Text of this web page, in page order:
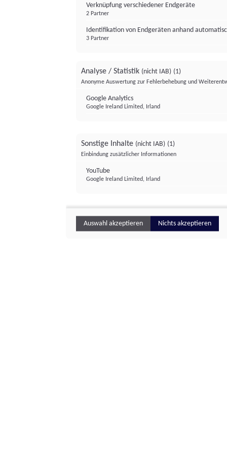
Verknüpfung verschiedener Endgeräte
2 Partner
Identifikation von Endgeräten anhand
3 Partner
Analyse / Statistik (nicht IAB) (1)
Anonyme Auswertung zur Fehlerbehebung und
Google Analytics
Google Ireland Limited, Irland
Sonstige Inhalte (nicht IAB) (1)
Einbindung zusätzlicher Informationen
YouTube
Google Ireland Limited, Irland
Auswahl akzeptieren Nichts akzeptieren